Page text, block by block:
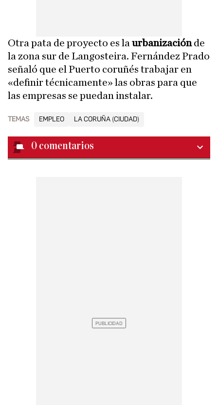
Otra pata de proyecto es la urbanizaciónde
la zona sur de Langosteira. Fernández Prado
señaló que el Puerto coruñés trabajar en
«definir técnicamente» las obras para que
las empresas se puedan instalar.
TEMAS EMPLEO LA CORUÑA (CIUDAD)
0 comentarios